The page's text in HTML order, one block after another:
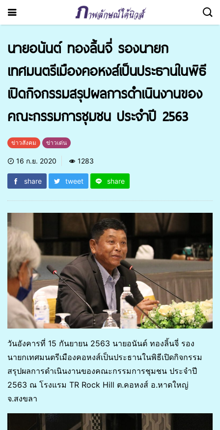
นายอนันต์ ทองลิ้นจี่ รองนายก
เทศมนตรีเมืองคอหงส์เป็นประธานในพิธี
เปิดกิจกรรมสรุปผลการดำเนินงานของ
คณะกรรมการชุมชน ประจำปี 2563
ข่าวสังคม ข่าวเด่น
16 ก.ย. 2020 1283
share tweet share
วันอังคารที่ 15 กันยายน 2563 นายอนันต์ ทองลิ้นจี่ รอง
นายกเทศมนตรีเมืองคอหงส์เป็นประธานในพิธีเปิดกิจกรรม
สรุปผลการดำเนินงานของคณะกรรมการชุมชน ประจำปี
2563 ณ โรงแรม TR Rock Hill ต.คอหงส์ อ.หาดใหญ่
จ.สงขลา